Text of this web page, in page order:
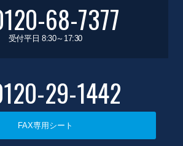
68-7377
受付平日 8:30～17:30
29-1442
FAX専用シート